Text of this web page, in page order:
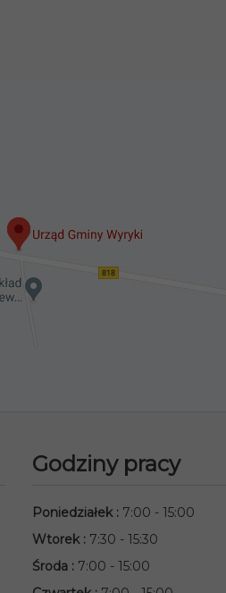
Godziny pracy
Poniedziałek: 7:00 - 15:00
Wtorek: 7:30 - 15:30
Środa : 7:00 - 15:00